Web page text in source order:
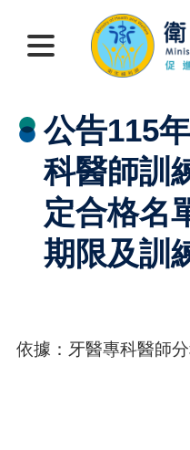
公告115
科醫師訓
定合格名
期限及訓
依據：牙醫專科醫師